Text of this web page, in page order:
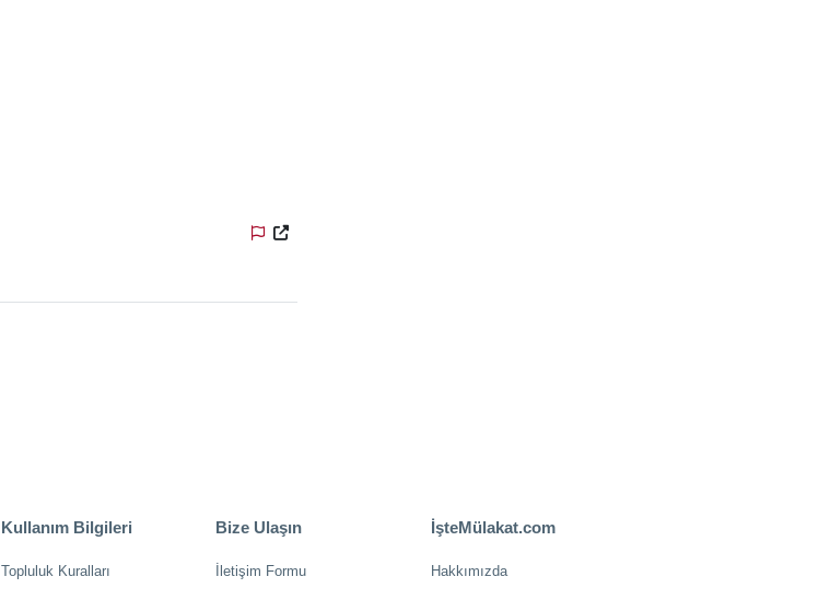
Kullanım Bilgileri
Topluluk Kuralları
Bize Ulaşın
İletişim Formu
İşteMülakat.com
Hakkımızda